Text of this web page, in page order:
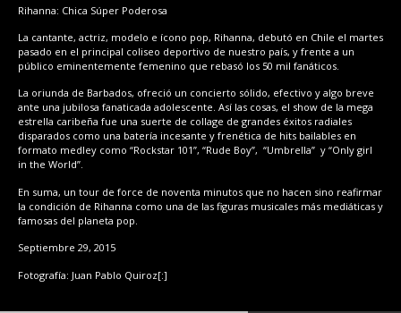
Rihanna: Chica Súper Poderosa
La cantante, actriz, modelo e ícono pop, Rihanna, debutó en Chile el martes
pasado en el principal coliseo deportivo de nuestro país, y frente a un
público eminentemente femenino que rebasó los 50 mil fanáticos.
La oriunda de Barbados, ofreció un concierto sólido, efectivo y algo breve
ante una jubilosa fanaticada adolescente. Así las cosas, el show de la mega
estrella caribeña fue una suerte de collage de grandes éxitos radiales
disparados como una batería incesante y frenética de hits bailables en
formato medley como “Rockstar 101”, “Rude Boy”, “Umbrella” y “Only girl
in the World”.
En suma, un tour de force de noventa minutos que no hacen sino reafirmar
la condición de Rihanna como una de las figuras musicales más mediáticas y
famosas del planeta pop.
Septiembre 29, 2015
Fotografía: Juan Pablo Quiroz[:]